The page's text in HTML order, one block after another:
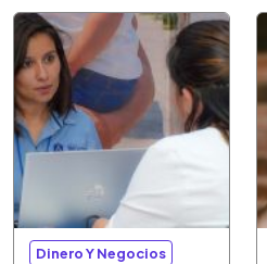
Dinero Y Negocios